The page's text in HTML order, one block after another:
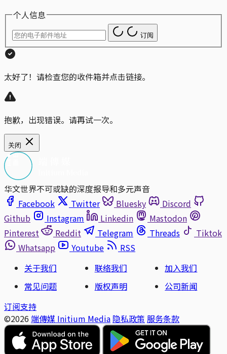
个人信息
订阅
太好了！请检查您的收件箱并点击链接。
抱歉，出现错误。请再试一次。
关闭
华文世界不可或缺的深度报导和多元声音
Facebook
Twitter Bluesky
Discord
Github
Instagram Linkedin
Mastodon
Pinterest
Reddit Telegram Threads
Tiktok
Whatsapp
Youtube
RSS
关于我们
联络我们
加入我们
常见问题
版权声明
公司新闻
订阅支持
©2026 端傳媒 Initium Media 隐私政策 服务条款